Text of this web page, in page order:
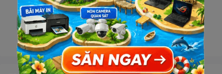
Wifi Ruijie RAP2200(E)
Liên hệ